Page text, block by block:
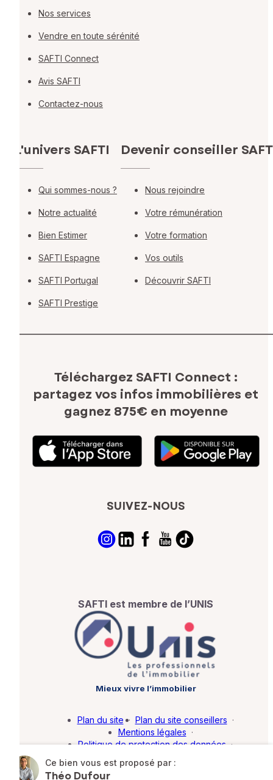
Ce bien vous est proposé par :
Théo Dufour
Nos services
Vendre en toute sérénité
SAFTI Connect
Avis SAFTI
Contactez-nous
L'univers SAFTI
Qui sommes-nous ?
Notre actualité
Bien Estimer
SAFTI Espagne
SAFTI Portugal
SAFTI Prestige
Devenir conseiller
Nous rejoindre
Votre rémunération
Votre formation
Vos outils
Découvrir SAFTI
Téléchargez SAFTI Connect :
partagez vos infos immobilières et
gagnez 875€ en moyenne
SUIVEZ-NOUS
SAFTI est membre de l’UNIS
Mieux vivre l’immobilier
Plan du site · Plan du site conseillers ·
Mentions légales ·
Politique de protection des données ·